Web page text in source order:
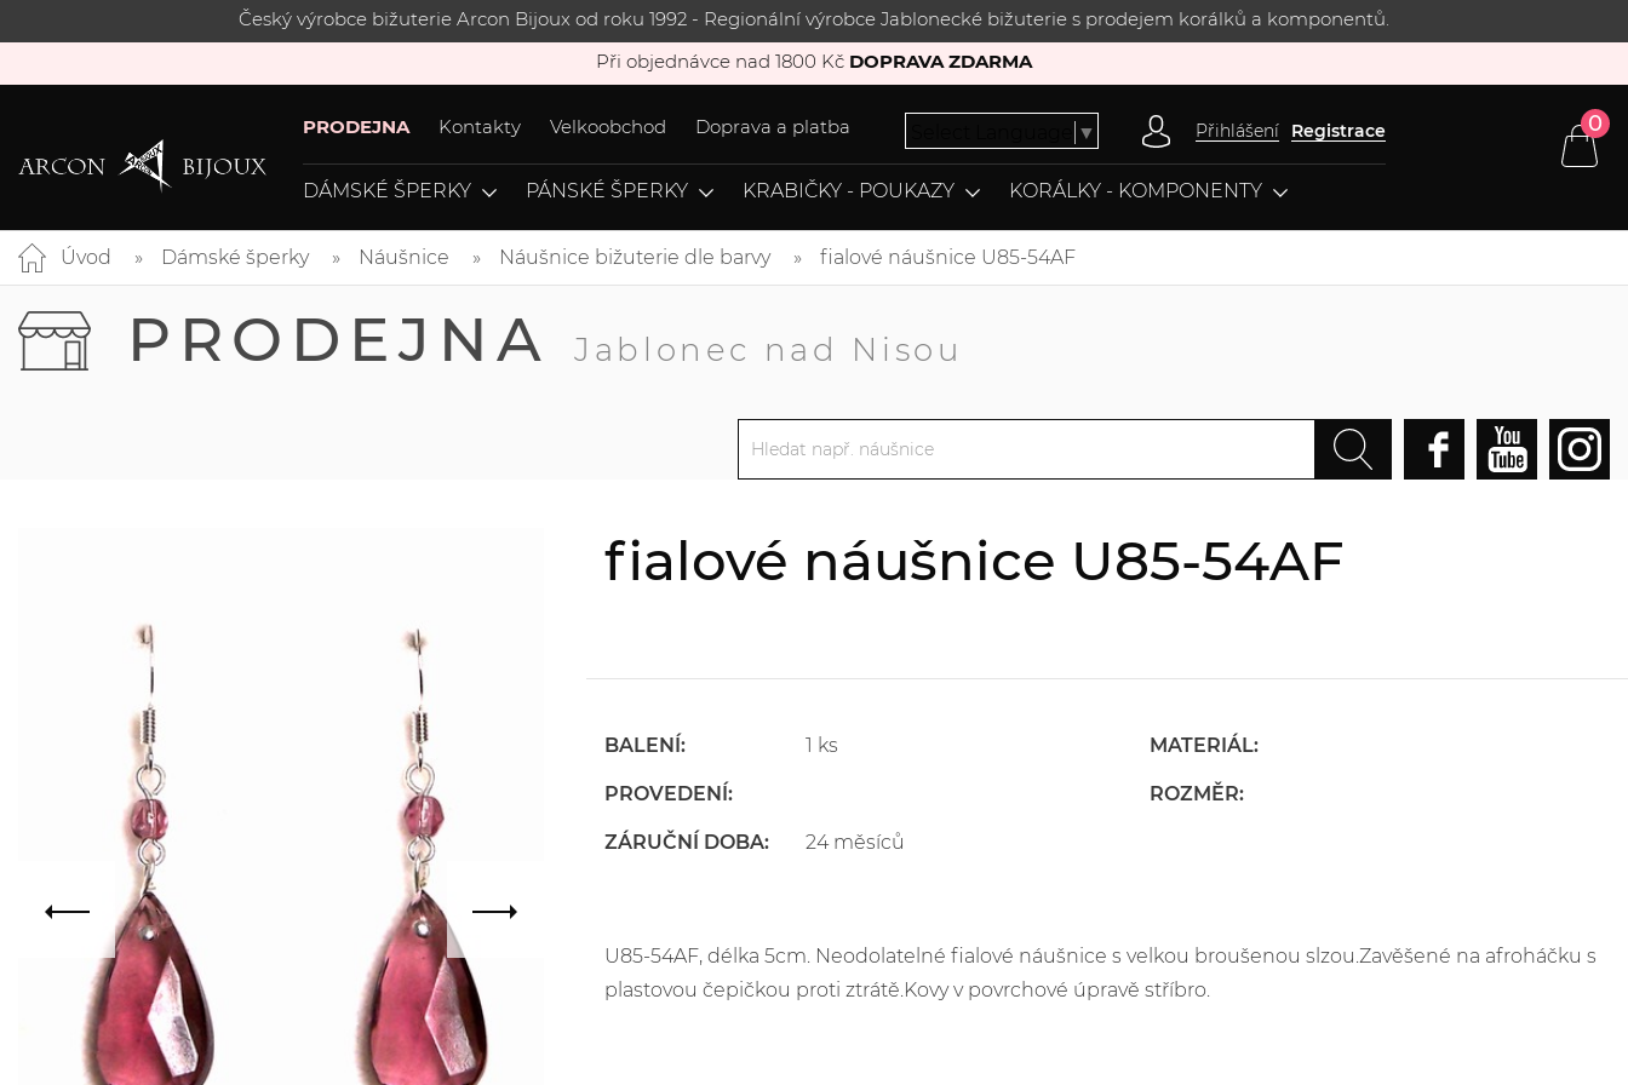
Český výrobce bižuterie Arcon Bijoux od roku 1992 - Regionální výrobce Jablonecké bižuterie s prodejem korálků a komponentů.
Při objednávce nad 1800 Kč DOPRAVA ZDARMA
PRODEJNA Kontakty Velkoobchod Doprava a platba ▼ Přihlášení Registrace 0
DÁMSKÉ ŠPERKY PÁNSKÉ ŠPERKY KRABIČKY - POUKAZY KORÁLKY - KOMPONENTY
Úvod Dámské šperky Náušnice Náušnice bižuterie dle barvy fialové náušnice U85-54AF
PRODEJNA Jablonec nad Nisou
fialové náušnice U85-54AF
BALENÍ: 1 ks
PROVEDENÍ:
ZÁRUČNÍ DOBA: 24 měsíců
MATERIÁL:
ROZMĚR:
U85-54AF, délka 5cm. Neodolatelné fialové náušnice s velkou broušenou slzou.Zavěšené na afroháčku s
plastovou čepičkou proti ztrátě.Kovy v povrchové úpravě stříbro.